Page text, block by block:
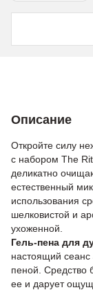
Описание
Откройте силу
с набором The
деликатно
естественный
использования
шелковистой и
ухоженной.
Гель-пена для
настоящий
пеной. Средство
ее и дарует